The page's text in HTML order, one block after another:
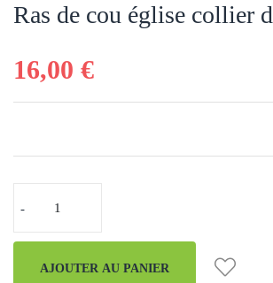
Ras de cou église collier
16,00 €
AJOUTER AU PANIER